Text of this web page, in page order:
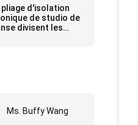
pliage d'isolation
de studio de
divisent les
Ms. Buffy Wang